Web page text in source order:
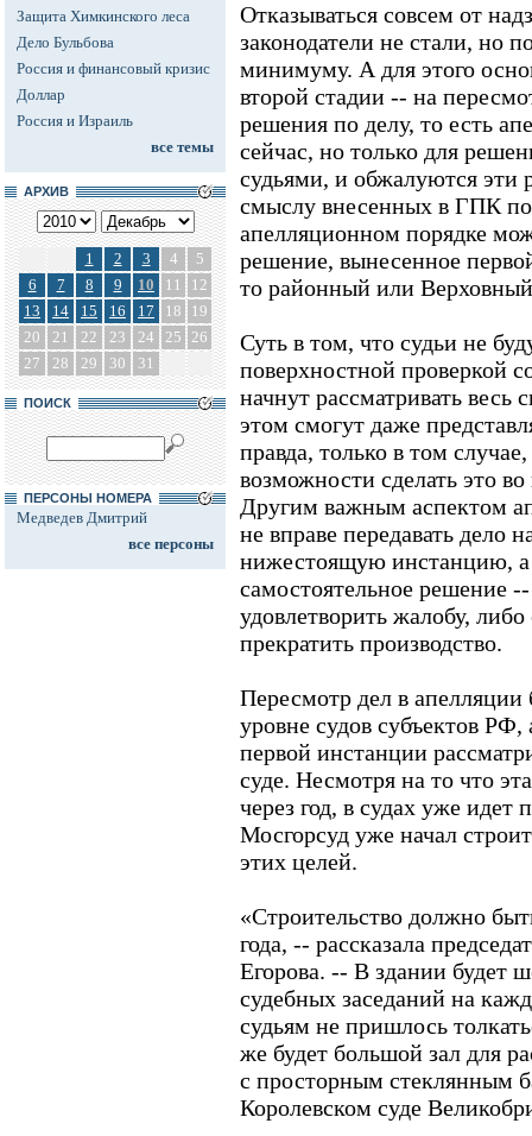
Защита Химкинского леса
Дело Бульбова
Россия и финансовый кризис
Доллар
Россия и Израиль
все темы
АРХИВ
1 2 3 4
5
6
7 8 9 10 11
12
13
14 15 16 17 18
19
20
21 22 23 24 25 26
27
28 29 30 31
ПОИСК
ПЕРСОНЫ НОМЕРА
Медведев Дмитрий
все персоны
Отказываться совсем от
законодатели не стали, но
минимуму. А для этого
второй стадии -- на
решения по делу, то есть
сейчас, но только для
судьями, и обжалуются эти
смыслу внесенных в ГПК
апелляционном порядке
решение, вынесенное
то районный или
Суть в том, что судьи не
поверхностной проверкой
начнут рассматривать весь
этом смогут даже
правда, только в том
возможности сделать это
Другим важным аспектом
не вправе передавать дело
нижестоящую инстанцию,
самостоятельное решение
удовлетворить жалобу,
прекратить производство.
Пересмотр дел в апелляции
уровне судов субъектов
первой инстанции
суде. Несмотря на то что
через год, в судах уже идет
Мосгорсуд уже начал
этих целей.
«Строительство должно
года, -- рассказала
Егорова. -- В здании будет
судебных заседаний на
судьям не пришлось
же будет большой зал для
с просторным стеклянным
Королевском суде